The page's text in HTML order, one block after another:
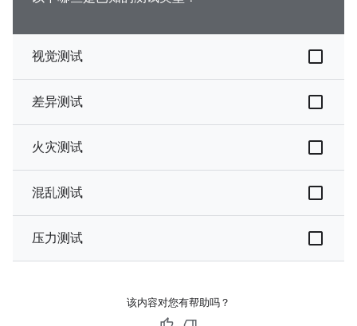
视觉测试
差异测试
火灾测试
混乱测试
压力测试
该内容对您有帮助吗？